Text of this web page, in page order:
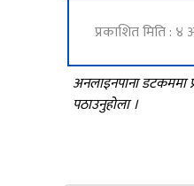
प्रकाशित मिति :
अनलाइनपाना डटकममा
पठाउनुहोला ।